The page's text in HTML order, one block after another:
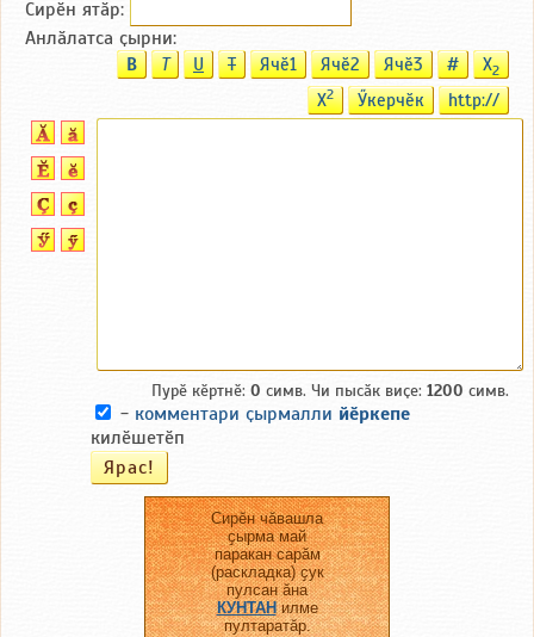
Сирӗн ятӑp:
Анлӑлатса ҫырни:
B T U T Ячӗ1 Ячӗ2 Ячӗ3 # X2
X2 Ӳкерчӗк http://
Пурӗ кӗртнӗ: 0 симв. Чи пысӑк виҫе: 1200 симв.
- комментари ҫырмалли йӗркепе
килӗшетӗп
Сирӗн чӑвашла
ҫырма май
паракан сарӑм
(раскладка) ҫук
пулсан ӑна
КУНТАНилме
пултаратӑр.